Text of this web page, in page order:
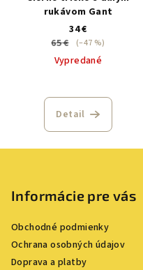
rukávom Gant
34 €
65 €
(–47 %)
Vypredané
Detail
Informácie pre vás
Obchodné podmienky
Ochrana osobných údajov
Doprava a platby